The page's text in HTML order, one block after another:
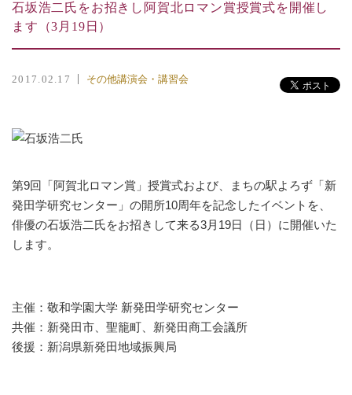
石坂浩二氏をお招きし阿賀北ロマン賞授賞式を開催し
ます（3月19日）
2017.02.17 その他講演会・講習会
第9回「阿賀北ロマン賞」授賞式および、まちの駅よろず「新
発田学研究センター」の開所10周年を記念したイベントを、
俳優の石坂浩二氏をお招きして来る3月19日（日）に開催いた
します。
主催：敬和学園大学 新発田学研究センター
共催：新発田市、聖籠町、新発田商工会議所
後援：新潟県新発田地域振興局